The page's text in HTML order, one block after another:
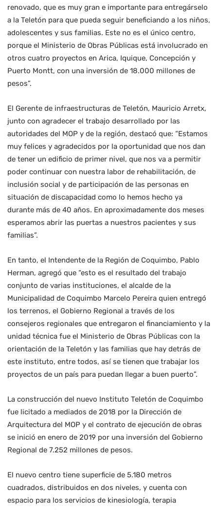
renovado, que es muy gran e importante para entregárselo
a la Teletón para que pueda seguir beneficiando a los niños,
adolescentes y sus familias. Este no es el único centro,
porque el Ministerio de Obras Públicas está involucrado en
otros cuatro proyectos en Arica, Iquique, Concepción y
Puerto Montt, con una inversión de 18.000 millones de
pesos”.
El Gerente de infraestructuras de Teletón, Mauricio Arretx,
junto con agradecer el trabajo desarrollado por las
autoridades del MOP y de la región, destacó que: “Estamos
muy felices y agradecidos por la oportunidad que nos dan
de tener un edificio de primer nivel, que nos va a permitir
poder continuar con nuestra labor de rehabilitación, de
inclusión social y de participación de las personas en
situación de discapacidad como lo hemos hecho ya
durante más de 40 años. En aproximadamente dos meses
esperamos abrir las puertas a nuestros pacientes y sus
familias”.
En tanto, el Intendente de la Región de Coquimbo, Pablo
Herman, agregó que “esto es el resultado del trabajo
conjunto de varias instituciones, el alcalde de la
Municipalidad de Coquimbo Marcelo Pereira quien entregó
los terrenos, el Gobierno Regional a través de los
consejeros regionales que entregaron el financiamiento y la
unidad técnica fue el Ministerio de Obras Públicas con la
orientación de la Teletón y las familias que hay detrás de
este instituto, entre todos, así se tienen que trabajar los
proyectos de un país para puedan llegar a buen puerto”.
La construcción del nuevo Instituto Teletón de Coquimbo
fue licitado a mediados de 2018 por la Dirección de
Arquitectura del MOP y el contrato de ejecución de obras
se inició en enero de 2019 por una inversión del Gobierno
Regional de 7.252 millones de pesos.
El nuevo centro tiene superficie de 5.180 metros
cuadrados, distribuidos en dos niveles, y cuenta con
espacio para los servicios de kinesiología, terapia